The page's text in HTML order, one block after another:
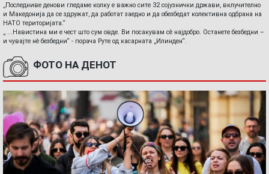
„Последниве денови гледаме колку е важно сите 32 сојузнички држави, вклучително
и Македонија да се здружат, да работат заедно и да обезбедат колективна одбрана на
НАТО територијата.“
„ ...Навистина ми е чест што сум овде. Ви посакувам сè најдобро. Останете безбедни –
и чувајте нè безбедни“ - порача Руте од касарната „Илинден“.
ФОТО НА ДЕНОТ